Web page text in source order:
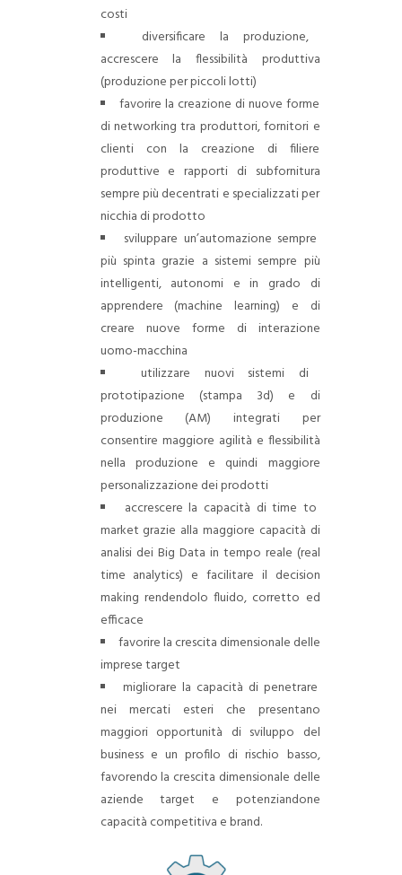
costi
diversificare la produzione,
accrescere la flessibilità produttiva
(produzione per piccoli lotti)
favorire la creazione di nuove forme
di networking tra produttori, fornitori e
clienti con la creazione di filiere
produttive e rapporti di subfornitura
sempre più decentrati e specializzati per
nicchia di prodotto
sviluppare un’automazione sempre
più spinta grazie a sistemi sempre più
intelligenti, autonomi e in grado di
apprendere (machine learning) e di
creare nuove forme di interazione
uomo-macchina
utilizzare nuovi sistemi di
prototipazione (stampa 3d) e di
produzione (AM) integrati per
consentire maggiore agilità e flessibilità
nella produzione e quindi maggiore
personalizzazione dei prodotti
accrescere la capacità di time to
market grazie alla maggiore capacità di
analisi dei Big Data in tempo reale (real
time analytics) e facilitare il decision
making rendendolo fluido, corretto ed
efficace
favorire la crescita dimensionale delle
imprese target
migliorare la capacità di penetrare
nei mercati esteri che presentano
maggiori opportunità di sviluppo del
business e un profilo di rischio basso,
favorendo la crescita dimensionale delle
aziende target e potenziandone
capacità competitiva e brand.